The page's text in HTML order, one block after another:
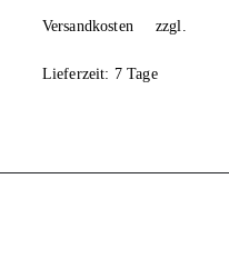
zzgl.
Versandkosten
Lieferzeit: 7 Tage